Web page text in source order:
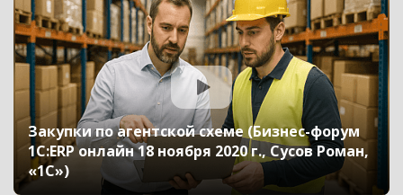
Закупки по агентской схеме (Бизнес-форум
1С:ERP онлайн 18 ноября 2020 г., Сусов Роман,
«1С»)